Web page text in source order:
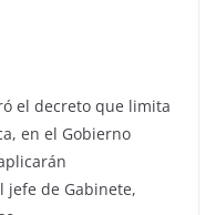
el decreto que limita
en el Gobierno
jefe de Gabinete,